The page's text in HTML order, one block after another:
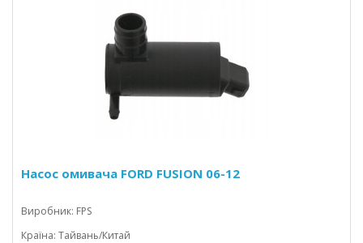
Насос омивача FORD FUSION 06-12
Виробник: FPS
Країна: Тайвань/Китай